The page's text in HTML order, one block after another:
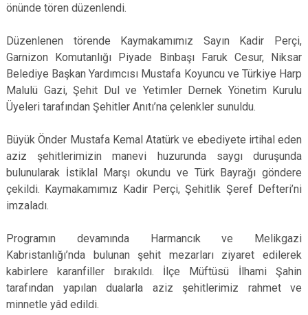
önünde tören düzenlendi.
Düzenlenen törende Kaymakamımız Sayın Kadir Perçi,
Garnizon Komutanlığı Piyade Binbaşı Faruk Cesur, Niksar
Belediye Başkan Yardımcısı Mustafa Koyuncu ve Türkiye Harp
Malulü Gazi, Şehit Dul ve Yetimler Dernek Yönetim Kurulu
Üyeleri tarafından Şehitler Anıtı’na çelenkler sunuldu.
Büyük Önder Mustafa Kemal Atatürk ve ebediyete irtihal eden
aziz şehitlerimizin manevi huzurunda saygı duruşunda
bulunularak İstiklal Marşı okundu ve Türk Bayrağı göndere
çekildi. Kaymakamımız Kadir Perçi, Şehitlik Şeref Defteri’ni
imzaladı.
Programın devamında Harmancık ve Melikgazi
Kabristanlığı’nda bulunan şehit mezarları ziyaret edilerek
kabirlere karanfiller bırakıldı. İlçe Müftüsü İlhami Şahin
tarafından yapılan dualarla aziz şehitlerimiz rahmet ve
minnetle yâd edildi.